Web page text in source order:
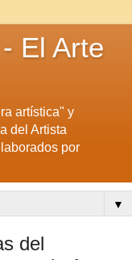
El Arte
artística" y
del Artista
por
▼
del